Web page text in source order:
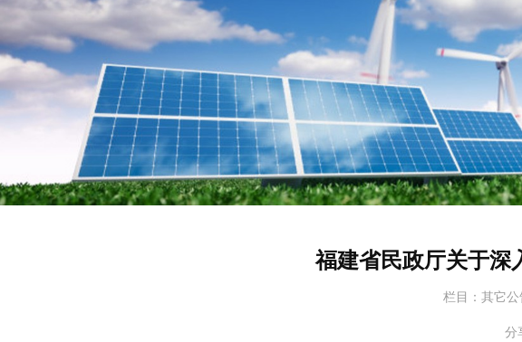
福建省民政厅关于深
栏目：其它
分